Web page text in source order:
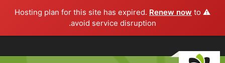
⚠️ Hosting plan for this site has expired.
Renew now to
avoid service disruption.